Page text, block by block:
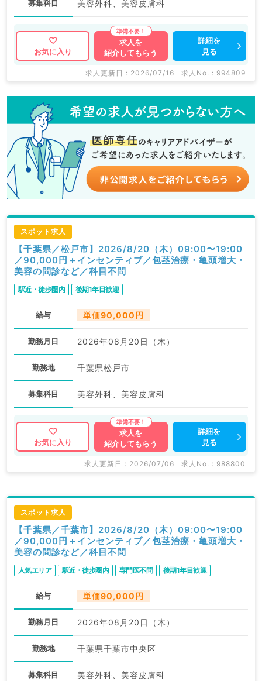
募集科目 美容外科、美容皮膚科
お気に入り
求人を
紹介してもらう
詳細を
見る
求人更新日 : 2026/07/16 求人No. : 994809
スポット求人
【千葉県／松戸市】2026/8/20（木）09:00〜19:00
／90,000円＋インセンティブ／包茎治療・亀頭増大・
美容の問診など／科目不問
駅近・徒歩圏内 後期1年目歓迎
給与 単価90,000円
勤務月日 2026年08月20日（木）
勤務地 千葉県松戸市
募集科目 美容外科、美容皮膚科
お気に入り
求人を
紹介してもらう
詳細を
見る
求人更新日 : 2026/07/06 求人No. : 988800
スポット求人
【千葉県／千葉市】2026/8/20（木）09:00〜19:00
／90,000円＋インセンティブ／包茎治療・亀頭増大・
美容の問診など／科目不問
人気エリア 駅近・徒歩圏内 専門医不問 後期1年目歓迎
給与 単価90,000円
勤務月日 2026年08月20日（木）
勤務地 千葉県千葉市中央区
募集科目 美容外科、美容皮膚科